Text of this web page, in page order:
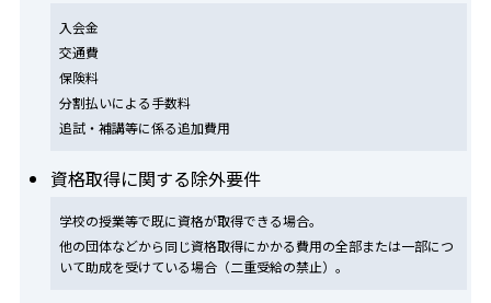
入会金
交通費
保険料
分割払いによる手数料
追試・補講等に係る追加費用
資格取得に関する除外要件
学校の授業等で既に資格が取得できる場合。
他の団体などから同じ資格取得にかかる費用の全部または一部につ
いて助成を受けている場合（二重受給の禁止）。